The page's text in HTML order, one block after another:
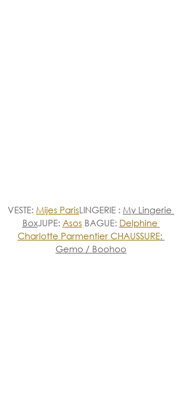
VESTE: Mijes ParisLINGERIE : My Lingerie
BoxJUPE: Asos BAGUE: Delphine
Charlotte Parmentier CHAUSSURE:
Gemo / Boohoo